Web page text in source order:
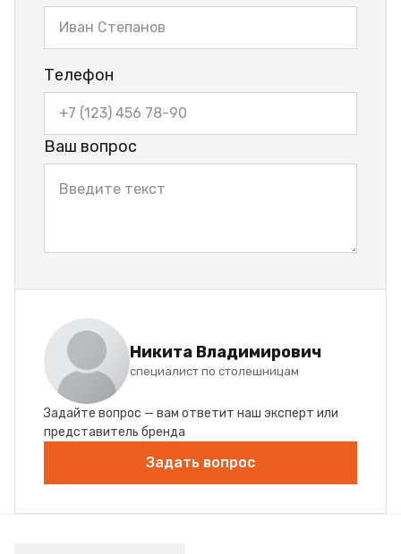
Телефон
Ваш вопрос
Никита Владимирович
специалист по столешницам
Задайте вопрос — вам ответит наш эксперт или
представитель бренда
Задать вопрос